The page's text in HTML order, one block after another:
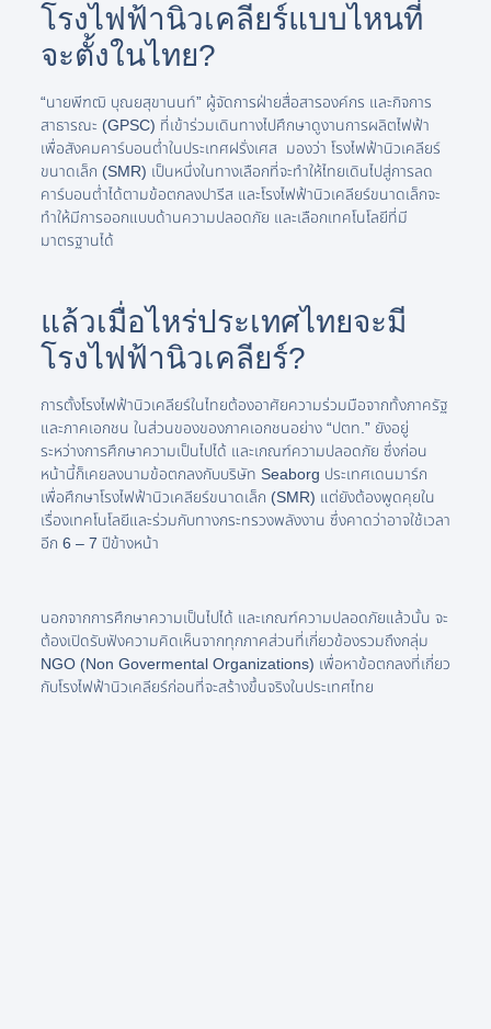
โรงไฟฟ้านิวเคลียร์แบบไหนที่
จะตั้งในไทย?
“นายพีฑฒิ บุณยสุขานนท์” ผู้จัดการฝ่ายสื่อสารองค์กร และกิจการ
สาธารณะ (GPSC) ที่เข้าร่วมเดินทางไปศึกษาดูงานการผลิตไฟฟ้า
เพื่อสังคมคาร์บอนต่ำในประเทศฝรั่งเศส มองว่า โรงไฟฟ้านิวเคลียร์
ขนาดเล็ก (SMR) เป็นหนึ่งในทางเลือกที่จะทำให้ไทยเดินไปสู่การลด
คาร์บอนต่ำได้ตามข้อตกลงปารีส และโรงไฟฟ้านิวเคลียร์ขนาดเล็กจะ
ทำให้มีการออกแบบด้านความปลอดภัย และเลือกเทคโนโลยีที่มี
มาตรฐานได้
แล้วเมื่อไหร่ประเทศไทยจะมี
โรงไฟฟ้านิวเคลียร์?
การตั้งโรงไฟฟ้านิวเคลียร์ในไทยต้องอาศัยความร่วมมือจากทั้งภาครัฐ
และภาคเอกชน ในส่วนของของภาคเอกชนอย่าง “ปตท.” ยังอยู่
ระหว่างการศึกษาความเป็นไปได้ และเกณฑ์ความปลอดภัย ซึ่งก่อน
หน้านี้ก็เคยลงนามข้อตกลงกับบริษัท Seaborg ประเทศเดนมาร์ก
เพื่อศึกษาโรงไฟฟ้านิวเคลียร์ขนาดเล็ก (SMR) แต่ยังต้องพูดคุยใน
เรื่องเทคโนโลยีและร่วมกับทางกระทรวงพลังงาน ซึ่งคาดว่าอาจใช้เวลา
อีก 6 – 7 ปีข้างหน้า
นอกจากการศึกษาความเป็นไปได้ และเกณฑ์ความปลอดภัยแล้วนั้น จะ
ต้องเปิดรับฟังความคิดเห็นจากทุกภาคส่วนที่เกี่ยวข้องรวมถึงกลุ่ม
NGO (Non Govermental Organizations) เพื่อหาข้อตกลงที่เกี่ยว
กับโรงไฟฟ้านิวเคลียร์ก่อนที่จะสร้างขึ้นจริงในประเทศไทย